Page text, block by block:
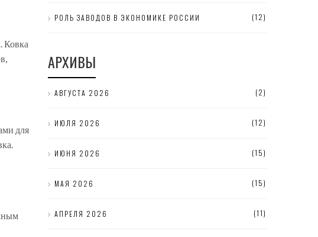
. Ковка
для
РОЛЬ ЗАВОДОВ В ЭКОНОМИКЕ РОССИИ (12)
АРХИВЫ
АВГУСТА 2026 (2)
ИЮЛЯ 2026 (12)
ИЮНЯ 2026 (15)
МАЯ 2026 (15)
АПРЕЛЯ 2026 (11)